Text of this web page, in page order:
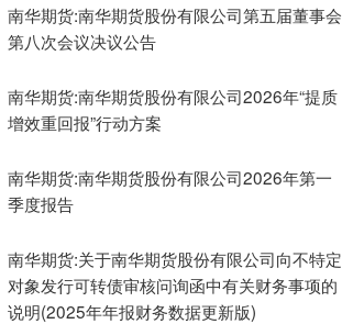
南华期货:南华期货股份有限公司第五届董事会
第八次会议决议公告
南华期货:南华期货股份有限公司2026年“提质
增效重回报”行动方案
南华期货:南华期货股份有限公司2026年第一
季度报告
南华期货:关于南华期货股份有限公司向不特定
对象发行可转债审核问询函中有关财务事项的
说明(2025年年报财务数据更新版)